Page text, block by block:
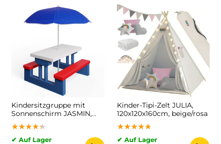
Kindersitzgruppe mit
Sonnenschirm JASMIN,
67x78,5x42,5cm,
blau/weiß/rot
★★★★★
★★★★★
★★★★★
✔ Auf Lager
Kinder-Tipi-Zelt JULIA,
120x120x160cm, beige/rosa
★★★★★
★★★★★
★★★★★
✔ Auf Lager